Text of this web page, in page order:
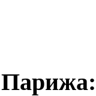
Парижа: